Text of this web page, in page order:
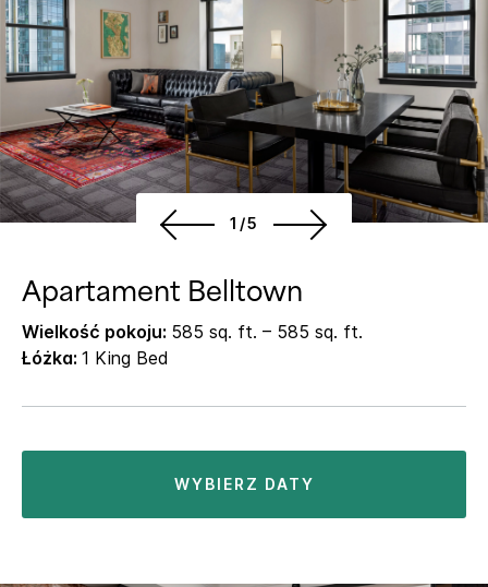
1/5
Apartament Belltown
Wielkość pokoju: 585 sq. ft. – 585 sq. ft.
Łóżka: 1 King Bed
WYBIERZ DATY